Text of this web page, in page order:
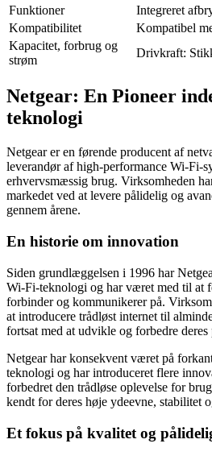
Funktioner
Integreret
Kompatibilitet
Kompatibel
Kapacitet, forbrug og
strøm
Drivkraft:
Netgear: En Pioneer
teknologi
Netgear er en førende producent af
leverandør af high-performance Wi-Fi-
erhvervsmæssig brug. Virksomheden
markedet ved at levere pålidelig og
gennem årene.
En historie om innovation
Siden grundlæggelsen i 1996 har
Wi-Fi-teknologi og har været med til at
forbinder og kommunikerer på.
at introducere trådløst internet til
fortsat med at udvikle og forbedre deres
Netgear har konsekvent været på
teknologi og har introduceret flere
forbedret den trådløse oplevelse for
kendt for deres høje ydeevne, stabilitet
Et fokus på kvalitet og